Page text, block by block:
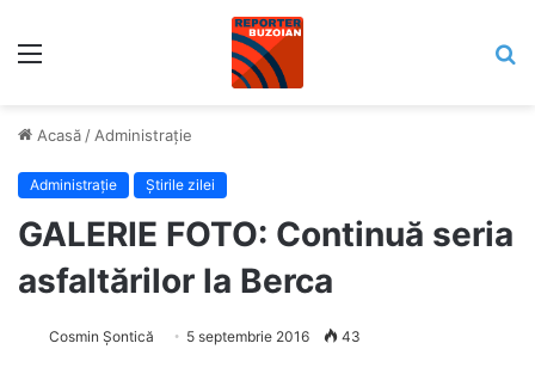
Acasă / Administrație
Administrație Știrile zilei
GALERIE FOTO: Continuă seria
asfaltărilor la Berca
Cosmin Șontică 5 septembrie 2016 43